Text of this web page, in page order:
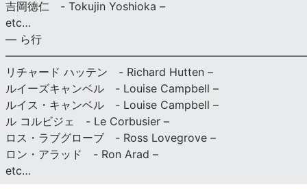
吉岡徳仁 - Tokujin Yoshioka –
etc…
— ら行
リチャード ハッテン - Richard Hutten –
ルイーズキャンベル - Louise Campbell –
ルイス・キャンベル - Louise Campbell –
ル コルビジェ - Le Corbusier –
ロス・ラブグローブ - Ross Lovegrove –
ロン・アラッド - Ron Arad –
etc…